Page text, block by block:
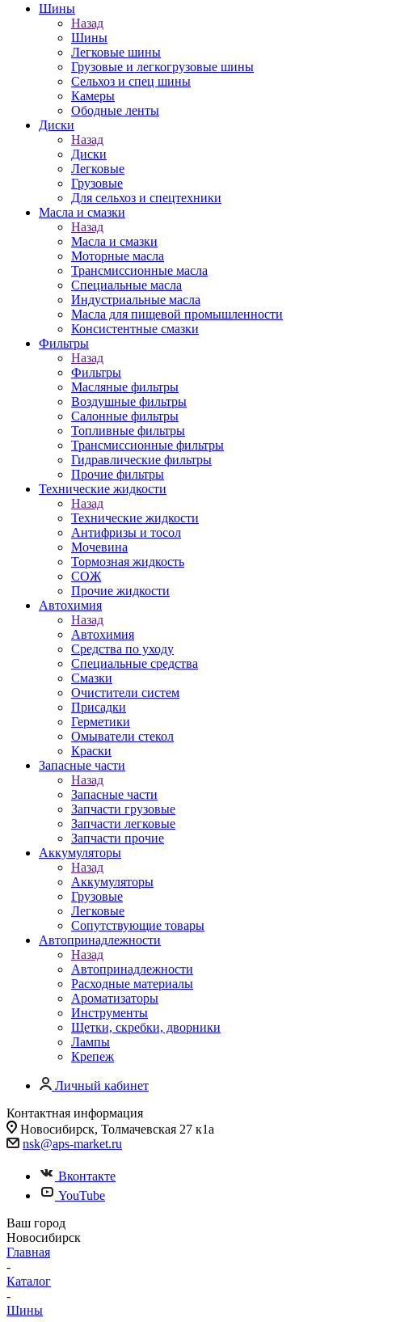
Шины
Назад
Шины
Легковые шины
Грузовые и легкогрузовые шины
Сельхоз и спец шины
Камеры
Ободные ленты
Диски
Назад
Диски
Легковые
Грузовые
Для сельхоз и спецтехники
Масла и смазки
Назад
Масла и смазки
Моторные масла
Трансмиссионные масла
Специальные масла
Индустриальные масла
Масла для пищевой промышленности
Консистентные смазки
Фильтры
Назад
Фильтры
Масляные фильтры
Воздушные фильтры
Салонные фильтры
Топливные фильтры
Трансмиссионные фильтры
Гидравлические фильтры
Прочие фильтры
Технические жидкости
Назад
Технические жидкости
Антифризы и тосол
Мочевина
Тормозная жидкость
СОЖ
Прочие жидкости
Автохимия
Назад
Автохимия
Средства по уходу
Специальные средства
Смазки
Очистители систем
Присадки
Герметики
Омыватели стекол
Краски
Запасные части
Назад
Запасные части
Запчасти грузовые
Запчасти легковые
Запчасти прочие
Аккумуляторы
Назад
Аккумуляторы
Грузовые
Легковые
Сопутствующие товары
Автопринадлежности
Назад
Автопринадлежности
Расходные материалы
Ароматизаторы
Инструменты
Щетки, скребки, дворники
Лампы
Крепеж
Личный кабинет
Контактная информация
Новосибирск, Толмачевская 27 к1а
nsk@aps-market.ru
Вконтакте
YouTube
Ваш город
Новосибирск
Главная
-
Каталог
-
Шины